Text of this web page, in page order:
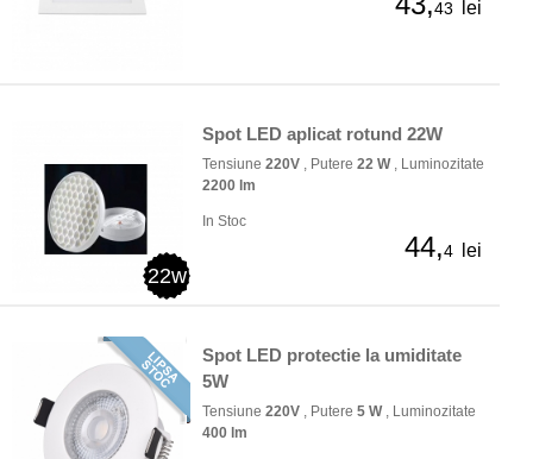
43 lei
22w
Spot LED aplicat rotund 22W
Tensiune 220V , Putere 22 W, Luminozitate
2200 lm
In Stoc
44,4 lei
Spot LED protectie la umiditate
5W
Tensiune 220V , Putere 5 W, Luminozitate
400 lm